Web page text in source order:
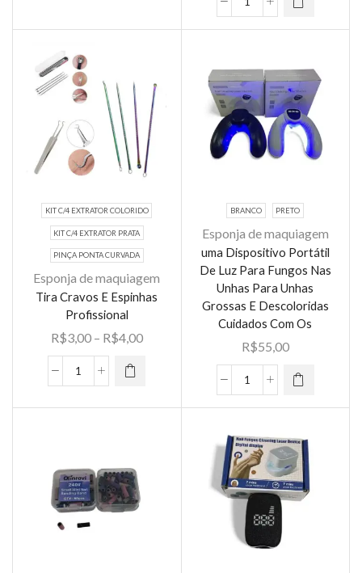
Para
Cabelo
Garrafa
Capilar
quantidade
Refil
Lixa
Motor
Eletrico
Profissional
OLINROVI
#240
#180
podem ser
escolhidas
do
produto
KIT C/4 EXTRATOR COLORIDO
KIT C/4 EXTRATOR PRATA
PINÇA PONTA CURVADA
Esponja de maquiagem
Tira Cravos E Espinhas
Profissional
R$3,00 – R$4,00Faixa
Tira
quantidade
Este
produto
tem várias
variantes.
As opções
podem ser
BRANCO PRETO
Esponja de maquiagem
uma Dispositivo Portátil
De Luz Para Fungos Nas
Unhas Para Unhas
Grossas E Descoloridas
Cuidados Com Os
R$55,00
uma
Dispositivo
De
Luz
Para
Fungos
Nas
Unhas
Este
produto
tem várias
variantes.
As opções
podem ser
escolhidas
do
produto